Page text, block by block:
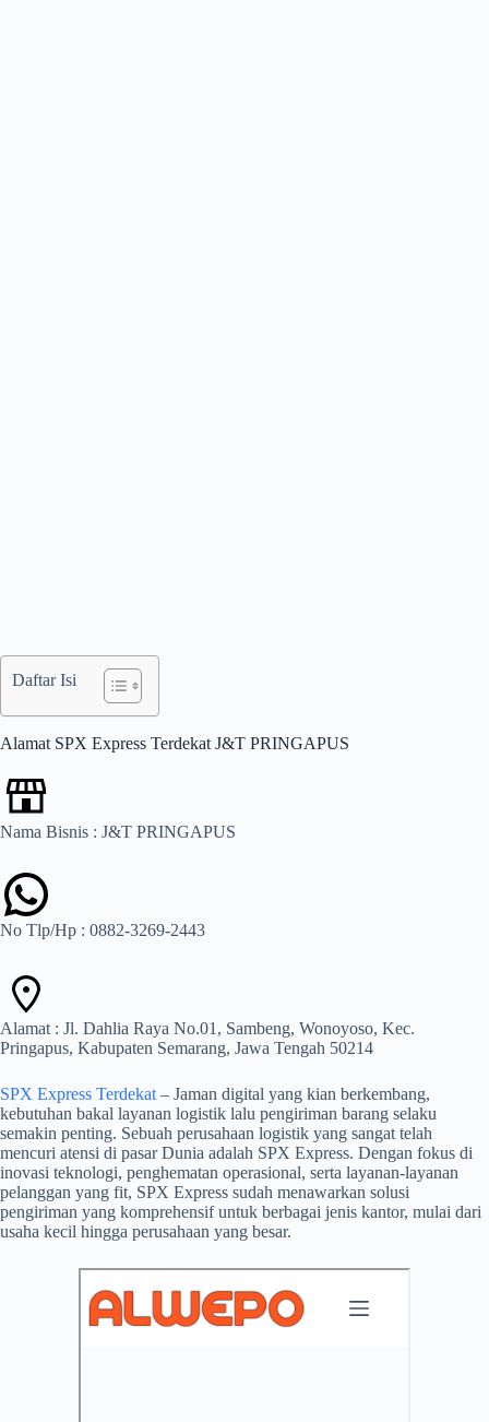
Daftar Isi
Alamat SPX Express Terdekat J&T PRINGAPUS
Nama Bisnis : J&T PRINGAPUS
No Tlp/Hp : 0882-3269-2443
Alamat : Jl. Dahlia Raya No.01, Sambeng, Wonoyoso, Kec.
Pringapus, Kabupaten Semarang, Jawa Tengah 50214
SPX Express Terdekat – Jaman digital yang kian berkembang,
kebutuhan bakal layanan logistik lalu pengiriman barang selaku
semakin penting. Sebuah perusahaan logistik yang sangat telah
mencuri atensi di pasar Dunia adalah SPX Express. Dengan fokus di
inovasi teknologi, penghematan operasional, serta layanan-layanan
pelanggan yang fit, SPX Express sudah menawarkan solusi
pengiriman yang komprehensif untuk berbagai jenis kantor, mulai dari
usaha kecil hingga perusahaan yang besar.